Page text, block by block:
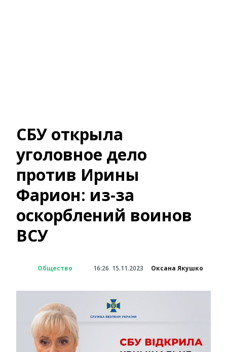
СБУ открыла
уголовное дело
против Ирины
Фарион: из-за
оскорблений воинов
ВСУ
Общество 16:26 15.11.2023 Оксана Якушко